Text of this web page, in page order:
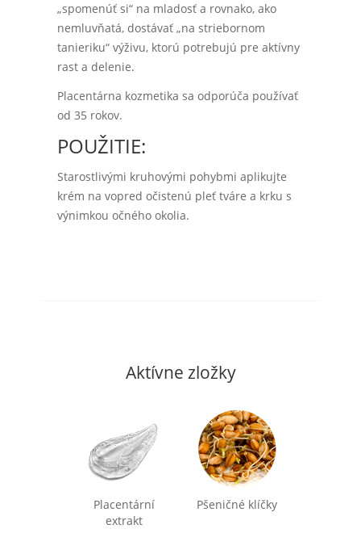
„spomenúť si“ na mladosť a rovnako, ako
nemluvňatá, dostávať „na striebornom
tanieriku“ výživu, ktorú potrebujú pre aktívny
rast a delenie.
Placentárna kozmetika sa odporúča používať
od 35 rokov.
POUŽITIE:
Starostlivými kruhovými pohybmi aplikujte
krém na vopred očistenú pleť tváre a krku s
výnimkou očného okolia.
Aktívne zložky
Placentární
extrakt
Pšeničné klíčky